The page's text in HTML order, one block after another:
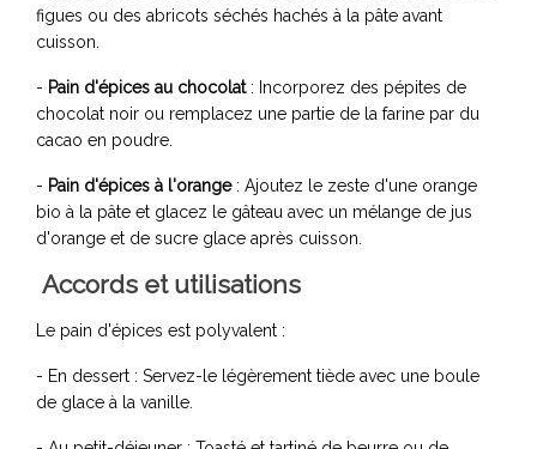
figues ou des abricots séchés hachés à la pâte avant
cuisson.
- Pain d'épices au chocolat: Incorporez des pépites de
chocolat noir ou remplacez une partie de la farine par du
cacao en poudre.
- Pain d'épices à l'orange: Ajoutez le zeste d'une orange
bio à la pâte et glacez le gâteau avec un mélange de jus
d'orange et de sucre glace après cuisson.
Accords et utilisations
Le pain d'épices est polyvalent :
- En dessert : Servez-le légèrement tiède avec une boule
de glace à la vanille.